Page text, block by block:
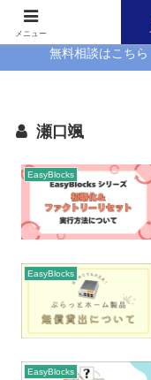
無料相談はこちら
瀬口颯
EasyBlocks
EasyBlocks
EasyBlocks
メニュー